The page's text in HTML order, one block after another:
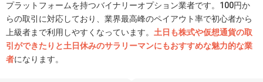
プラットフォームを持つバイナリーオプション業者です。100円か
らの取引に対応しており、業界最高峰のペイアウト率で初心者から
上級者まで利用しやすくなっています。 土日も株式や仮想通貨の取
引ができたりと土日休みのサラリーマンにもおすすめな魅力的な業
者になります。